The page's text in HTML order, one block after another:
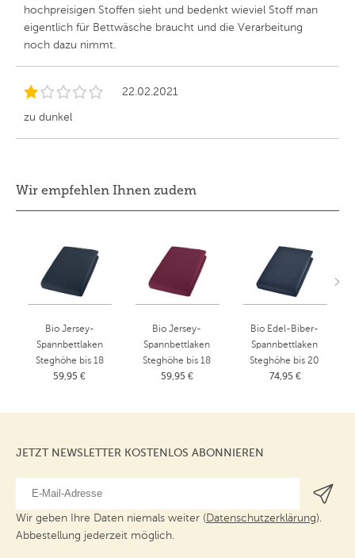
hochpreisigen Stoffen sieht und bedenkt wieviel Stoff man
eigentlich für Bettwäsche braucht und die Verarbeitung
noch dazu nimmt.
22.02.2021
zu dunkel
Wir empfehlen Ihnen zudem
Bio Jersey-
Spannbettlaken
Steghöhe bis 18
cm
59,95 €
Bio Jersey-
Spannbettlaken
Steghöhe bis 18
cm
59,95 €
Bio Edel-Biber-
Spannbettlaken
Steghöhe bis 20
cm
74,95 €
JETZT NEWSLETTER KOSTENLOS ABONNIEREN
Wir geben Ihre Daten niemals weiter (Datenschutzerklärung).
Abbestellung jederzeit möglich.